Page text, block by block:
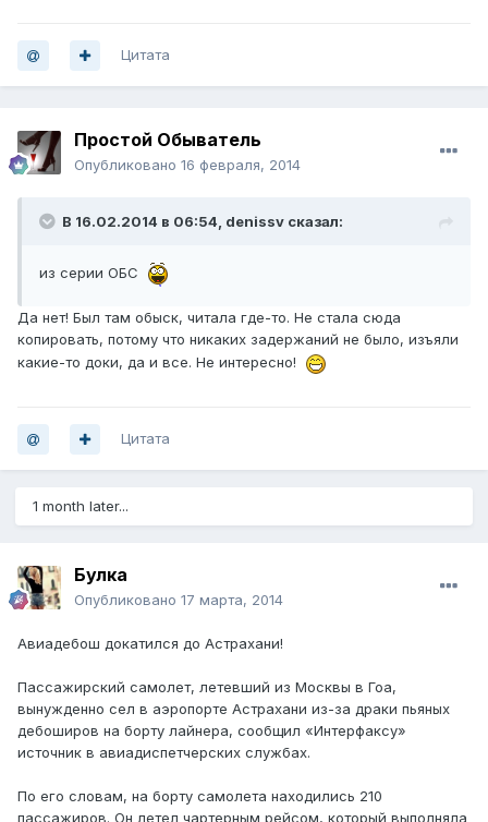
Цитата
Простой Обыватель
Опубликовано 16 февраля, 2014
В 16.02.2014 в 06:54, denissv сказал:
из серии ОБС
Да нет! Был там обыск, читала где-то. Не стала сюда
копировать, потому что никаких задержаний не было, изъяли
какие-то доки, да и все. Не интересно!
Цитата
1 month later...
Булка
Опубликовано 17 марта, 2014
Авиадебош докатился до Астрахани!
Пассажирский самолет, летевший из Москвы в Гоа,
вынужденно сел в аэропорте Астрахани из-за драки пьяных
дебоширов на борту лайнера, сообщил «Интерфаксу»
источник в авиадиспетчерских службах.
По его словам, на борту самолета находились 210
пассажиров. Он летел чартерным рейсом, который выполняла